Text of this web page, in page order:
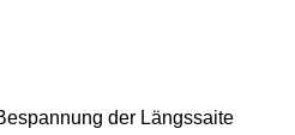
der Längssaite